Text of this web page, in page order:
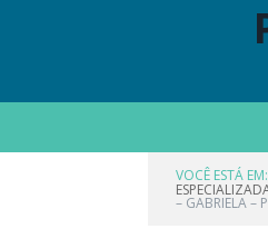
VOCÊ ESTÁ EM:
– GABRIELA –